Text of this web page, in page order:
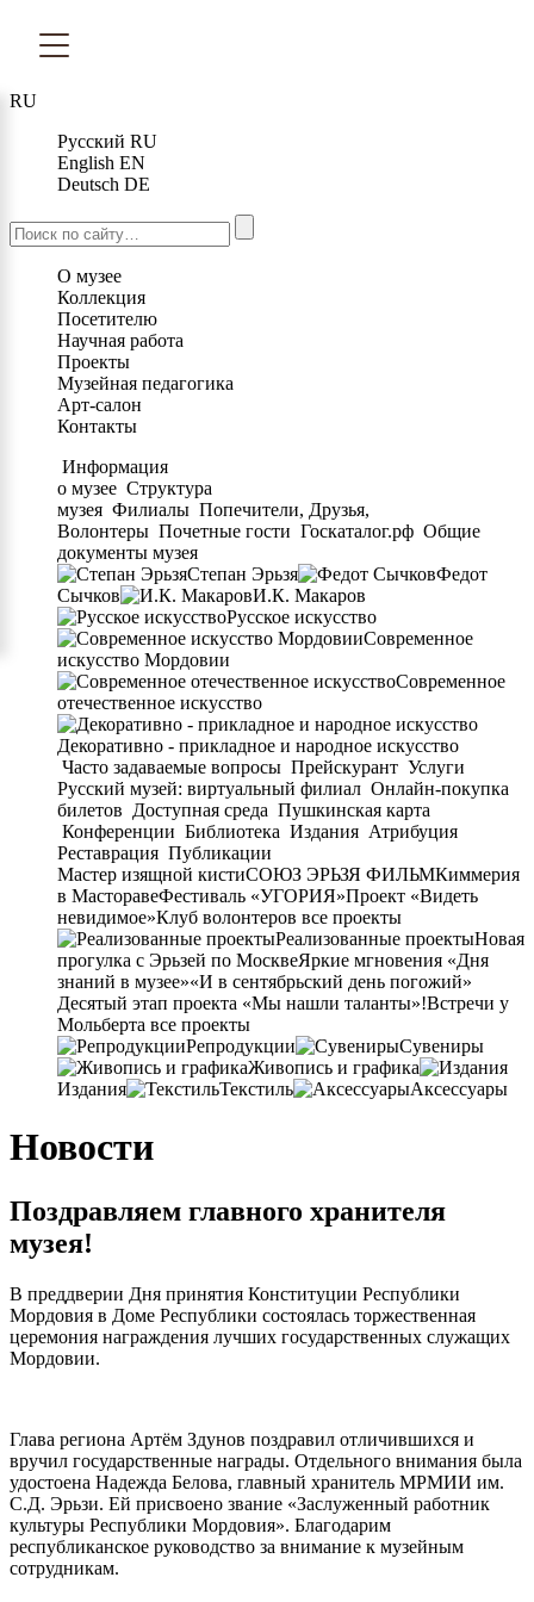
RU
Русский RU
English EN
Deutsch DE
О музее
Коллекция
Посетителю
Научная работа
Проекты
Музейная педагогика
Арт-салон
Контакты
Информация
о музее Структура
музея Филиалы Попечители, Друзья,
Волонтеры Почетные гости Госкаталог.рф Общие
документы музея
Степан Эрьзя
Федот
Сычков
И.К. Макаров
Русское искусство
Современное
искусство Мордовии
Современное
отечественное искусство
Декоративно - прикладное и народное искусство
Часто задаваемые вопросы Прейскурант Услуги
Русский музей: виртуальный филиал Онлайн-покупка
билетов Доступная среда Пушкинская карта
Конференции Библиотека Издания Атрибуция
Реставрация Публикации
Мастер изящной кистиСОЮЗ ЭРЬЗЯ ФИЛЬМКиммерия
в МасторавеФестиваль «УГОРИЯ»Проект «Видеть
невидимое»Клуб волонтеров все проекты
Реализованные проектыНовая
прогулка с Эрьзей по МосквеЯркие мгновения «Дня
знаний в музее»«И в сентябрьский день погожий»
Десятый этап проекта «Мы нашли таланты»!Встречи у
Мольберта все проекты
Репродукции
Сувениры
Живопись и графика
Издания
Текстиль Аксессуары
Новости
Поздравляем главного хранителя
музея!
В преддверии Дня принятия Конституции Республики
Мордовия в Доме Республики состоялась торжественная
церемония награждения лучших государственных служащих
Мордовии.
Глава региона Артём Здунов поздравил отличившихся и
вручил государственные награды. Отдельного внимания была
удостоена Надежда Белова, главный хранитель МРМИИ им.
С.Д. Эрьзи. Ей присвоено звание «Заслуженный работник
культуры Республики Мордовия». Благодарим
республиканское руководство за внимание к музейным
сотрудникам.